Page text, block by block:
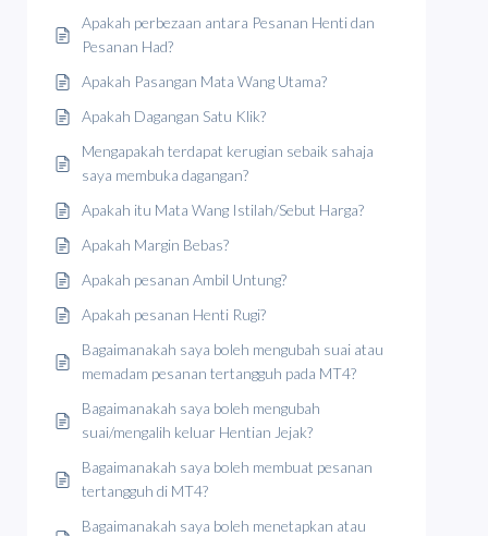
Apakah perbezaan antara Pesanan Henti dan
Pesanan Had?
Apakah Pasangan Mata Wang Utama?
Apakah Dagangan Satu Klik?
Mengapakah terdapat kerugian sebaik sahaja
saya membuka dagangan?
Apakah itu Mata Wang Istilah/Sebut Harga?
Apakah Margin Bebas?
Apakah pesanan Ambil Untung?
Apakah pesanan Henti Rugi?
Bagaimanakah saya boleh mengubah suai atau
memadam pesanan tertangguh pada MT4?
Bagaimanakah saya boleh mengubah
suai/mengalih keluar Hentian Jejak?
Bagaimanakah saya boleh membuat pesanan
tertangguh di MT4?
Bagaimanakah saya boleh menetapkan atau